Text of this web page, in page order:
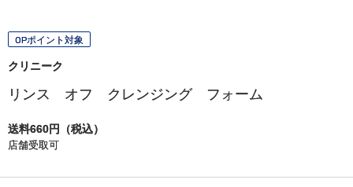
OPポイント対象
クリニーク
リンス オフ クレンジング フォーム
送料660円（税込）
店舗受取可